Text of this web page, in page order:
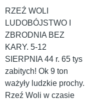
RZEŹ WOLI
LUDOBÓJSTWO I
ZBRODNIA BEZ
KARY. 5-12
SIERPNIA 44 r. 65 tys
zabitych! Ok 9 ton
ważyły ludzkie prochy.
Rzeź Woli w czasie